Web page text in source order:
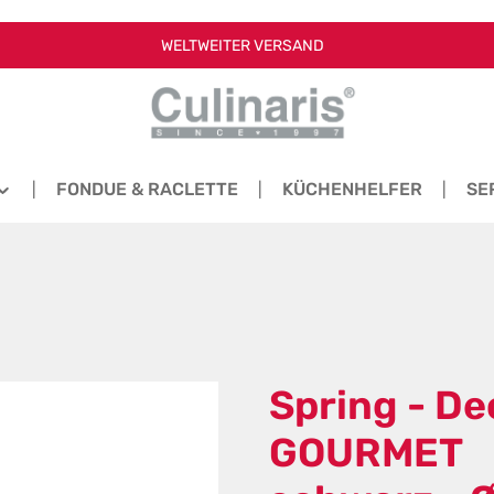
WELTWEITER VERSAND
FONDUE & RACLETTE KÜCHENHELFER
Spring -
GOURMET